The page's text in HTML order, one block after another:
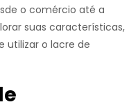
o comércio até a
suas características,
utilizar o lacre de